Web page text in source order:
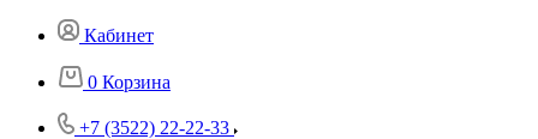
Кабинет
0 Корзина
+7 (3522) 22-22-33